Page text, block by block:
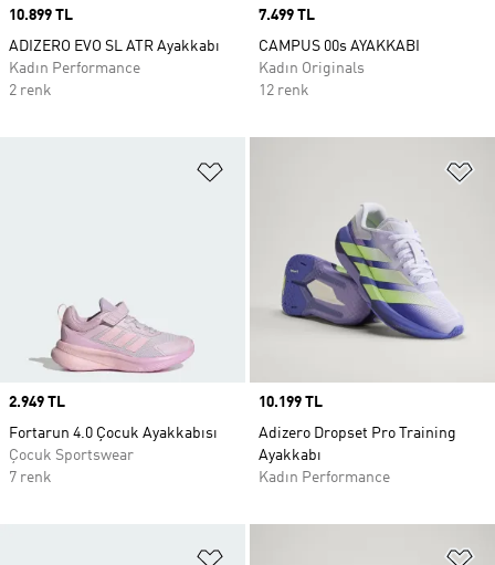
Price
10.899 TL
ADIZERO EVO SL ATR Ayakkabı
Kadın Performance
2 renk
Price
7.499 TL
CAMPUS 00s AYAKKABI
Kadın Originals
12 renk
Price
2.949 TL
Fortarun 4.0 Çocuk Ayakkabısı
Çocuk Sportswear
7 renk
Price
10.199 TL
Adizero Dropset Pro Training
Ayakkabı
Kadın Performance